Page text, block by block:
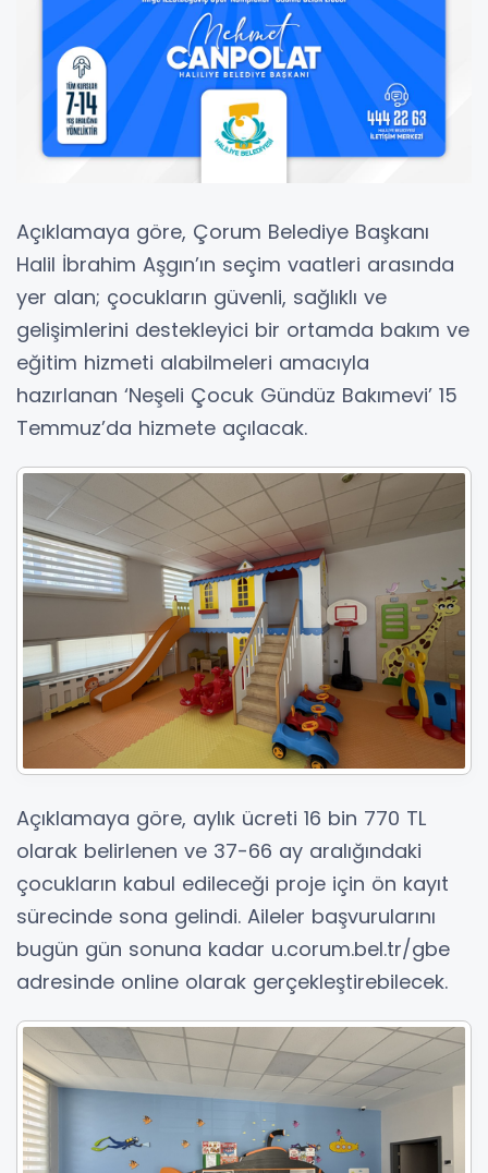
Açıklamaya göre, Çorum Belediye Başkanı
Halil İbrahim Aşgın’ın seçim vaatleri arasında
yer alan; çocukların güvenli, sağlıklı ve
gelişimlerini destekleyici bir ortamda bakım ve
eğitim hizmeti alabilmeleri amacıyla
hazırlanan ‘Neşeli Çocuk Gündüz Bakımevi’ 15
Temmuz’da hizmete açılacak.
Açıklamaya göre, aylık ücreti 16 bin 770 TL
olarak belirlenen ve 37-66 ay aralığındaki
çocukların kabul edileceği proje için ön kayıt
sürecinde sona gelindi. Aileler başvurularını
bugün gün sonuna kadar u.corum.bel.tr/gbe
adresinde online olarak gerçekleştirebilecek.